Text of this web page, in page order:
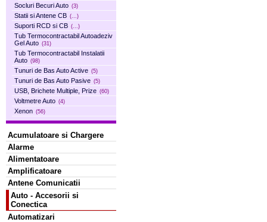
Socluri Becuri Auto (3)
Statii si Antene CB (...)
Suporti RCD si CB (...)
Tub Termocontractabil Autoadeziv
Gel Auto (31)
Tub Termocontractabil Instalatii
Auto (98)
Tunuri de Bas Auto Active (5)
Tunuri de Bas Auto Pasive (5)
USB, Brichete Multiple, Prize (60)
Voltmetre Auto (4)
Xenon (56)
Acumulatoare si Chargere
Alarme
Alimentatoare
Amplificatoare
Antene Comunicatii
Auto - Accesorii si
Conectica
Automatizari